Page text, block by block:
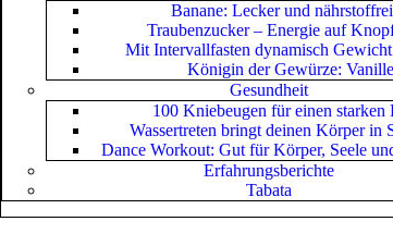
Banane: Lecker und
Traubenzucker – Energie auf
Mit Intervallfasten dynamisch
Königin der Gewürze: Vanille
Gesundheit
100 Kniebeugen für einen starken
Wassertreten bringt deinen Körper in
Dance Workout: Gut für Körper, Seele
Erfahrungsberichte
Tabata